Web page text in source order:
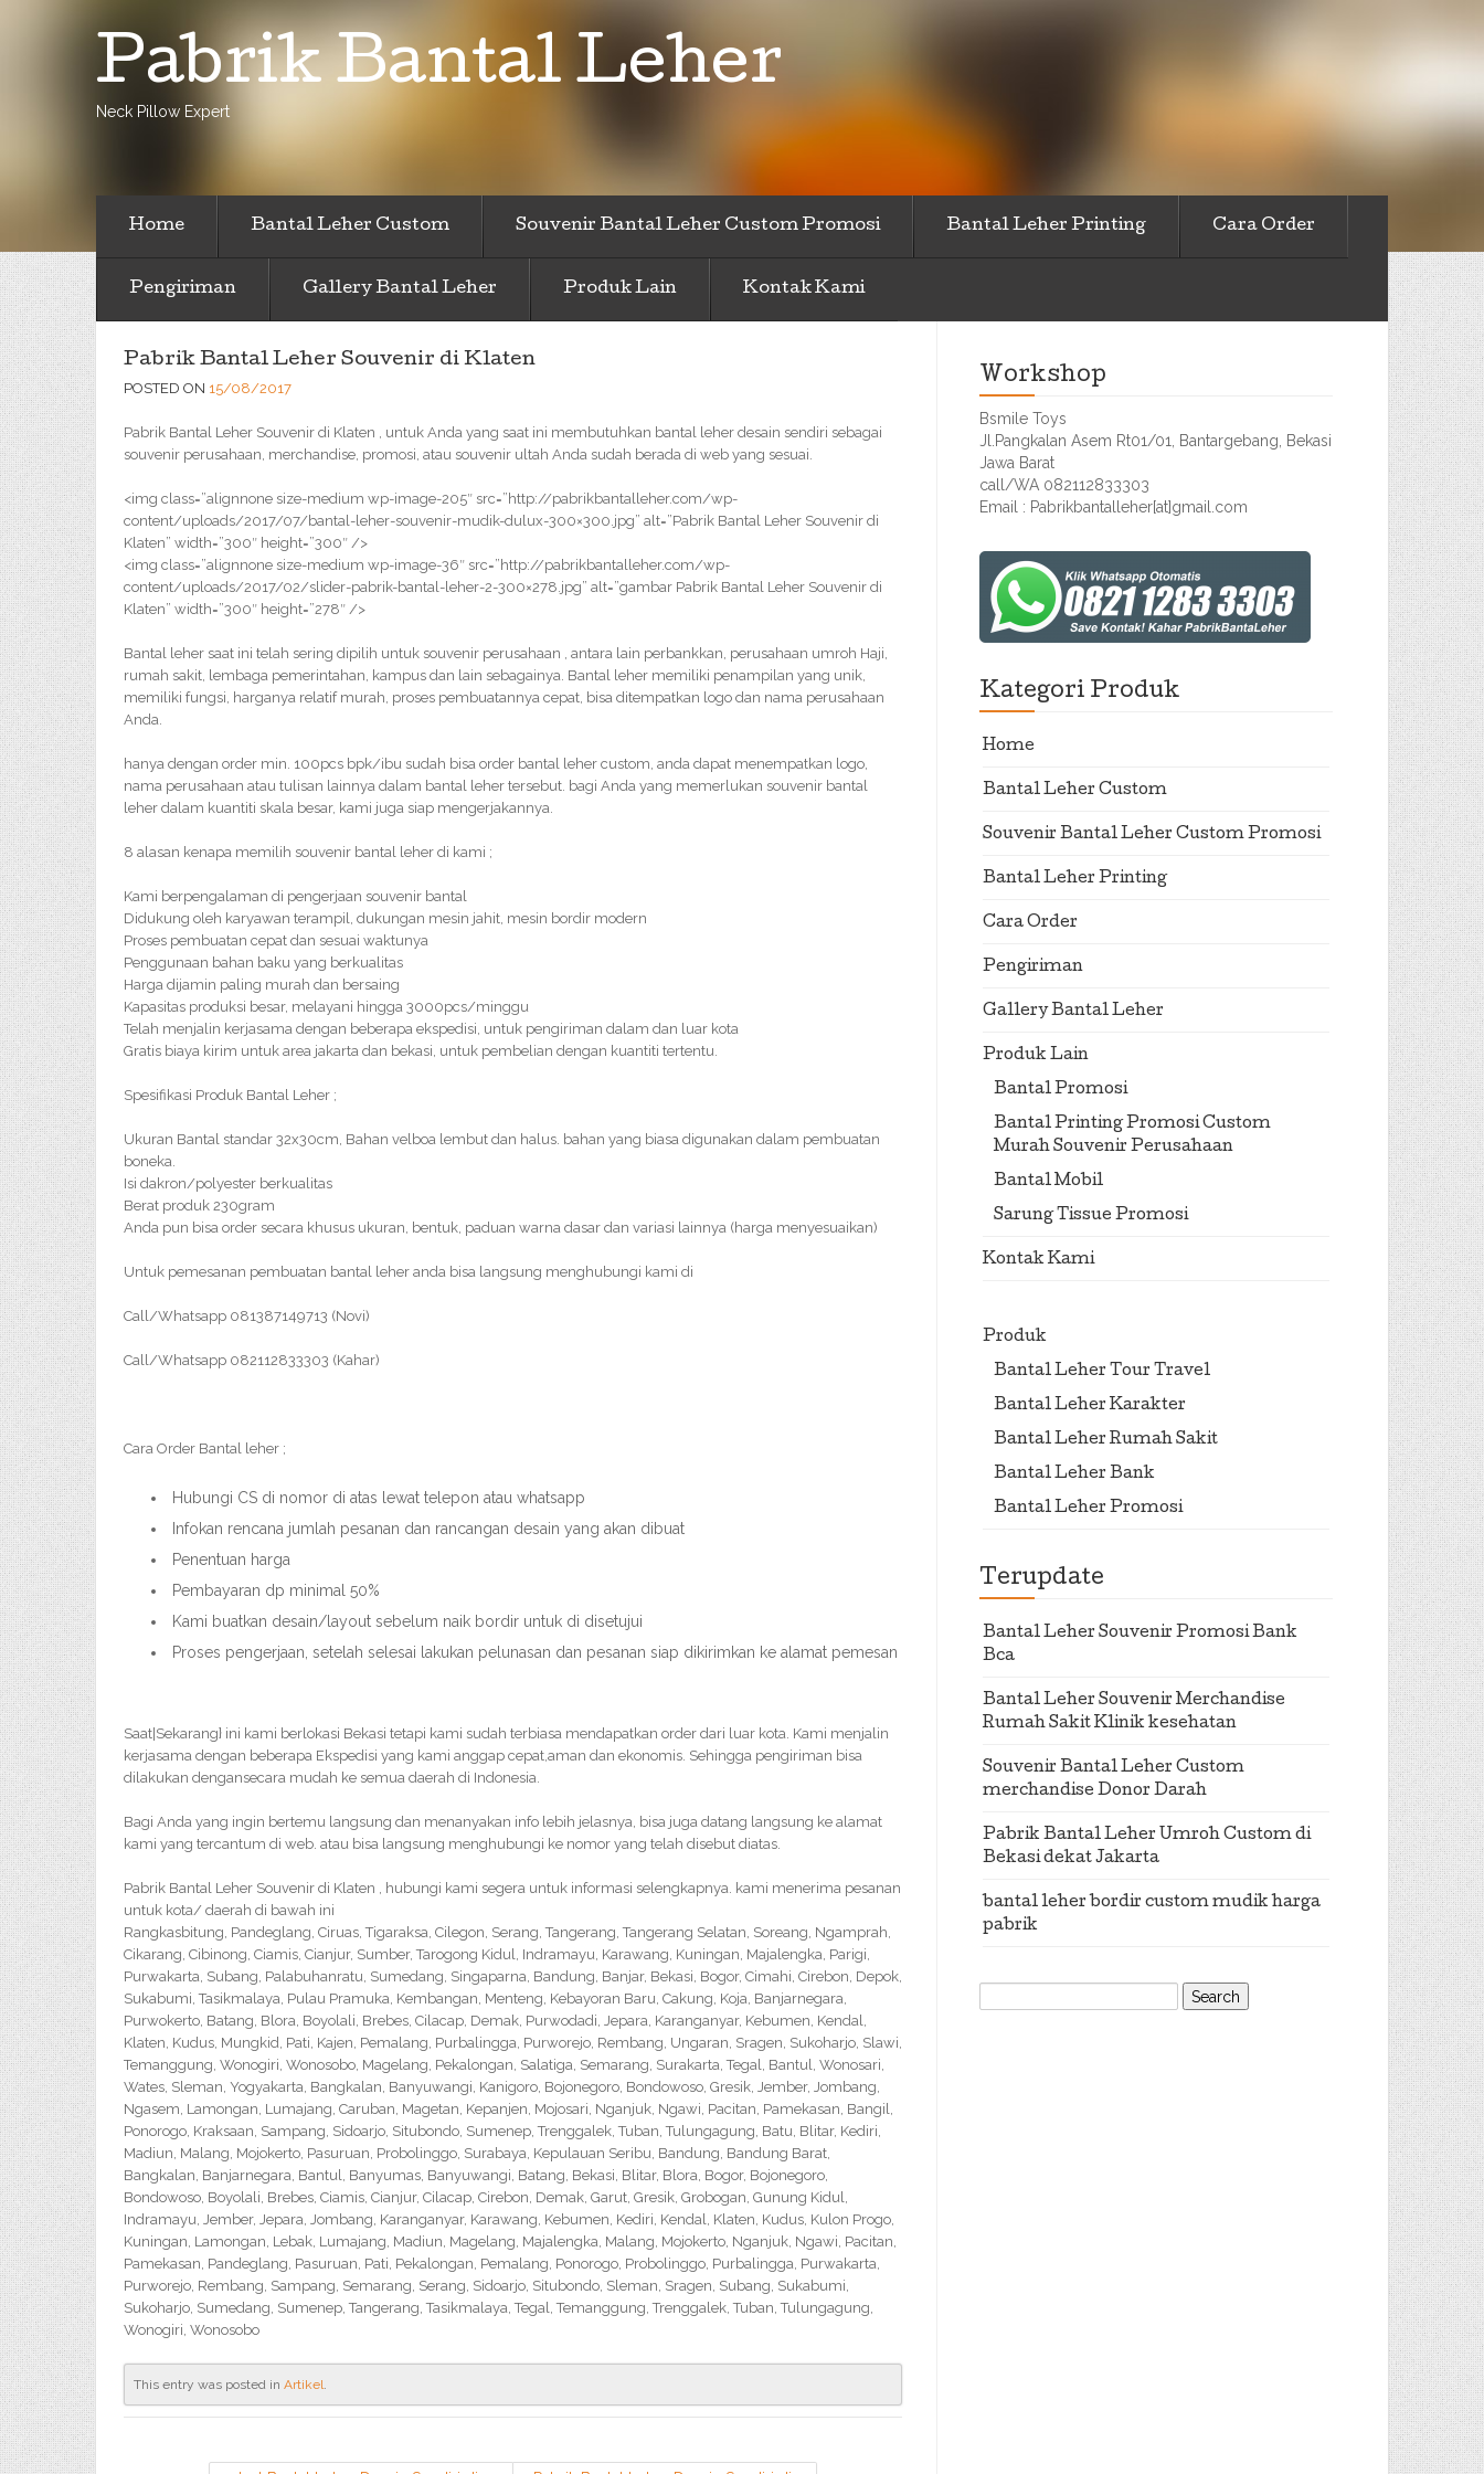
Pabrik Bantal Leher
Neck Pillow Expert
Home Bantal Leher Custom Souvenir Bantal Leher Custom Promosi Bantal Leher Printing Cara Order
Pengiriman Gallery Bantal Leher Produk Lain Kontak Kami
Pabrik Bantal Leher Souvenir di Klaten
POSTED ON 15/08/2017
Pabrik Bantal Leher Souvenir di Klaten , untuk Anda yang saat ini membutuhkan bantal leher desain sendiri sebagai
souvenir perusahaan, merchandise, promosi, atau souvenir ultah Anda sudah berada di web yang sesuai.
<img class=”alignnone size-medium wp-image-205″ src=”http://pabrikbantalleher.com/wp-
content/uploads/2017/07/bantal-leher-souvenir-mudik-dulux-300×300.jpg” alt=”Pabrik Bantal Leher Souvenir di
Klaten” width=”300″ height=”300″ />
<img class=”alignnone size-medium wp-image-36″ src=”http://pabrikbantalleher.com/wp-
content/uploads/2017/02/slider-pabrik-bantal-leher-2-300×278.jpg” alt=”gambar Pabrik Bantal Leher Souvenir di
Klaten” width=”300″ height=”278″ />
Bantal leher saat ini telah sering dipilih untuk souvenir perusahaan , antara lain perbankkan, perusahaan umroh Haji,
rumah sakit, lembaga pemerintahan, kampus dan lain sebagainya. Bantal leher memiliki penampilan yang unik,
memiliki fungsi, harganya relatif murah, proses pembuatannya cepat, bisa ditempatkan logo dan nama perusahaan
Anda.
hanya dengan order min. 100pcs bpk/ibu sudah bisa order bantal leher custom, anda dapat menempatkan logo,
nama perusahaan atau tulisan lainnya dalam bantal leher tersebut. bagi Anda yang memerlukan souvenir bantal
leher dalam kuantiti skala besar, kami juga siap mengerjakannya.
8 alasan kenapa memilih souvenir bantal leher di kami ;
Kami berpengalaman di pengerjaan souvenir bantal
Didukung oleh karyawan terampil, dukungan mesin jahit, mesin bordir modern
Proses pembuatan cepat dan sesuai waktunya
Penggunaan bahan baku yang berkualitas
Harga dijamin paling murah dan bersaing
Kapasitas produksi besar, melayani hingga 3000pcs/minggu
Telah menjalin kerjasama dengan beberapa ekspedisi, untuk pengiriman dalam dan luar kota
Gratis biaya kirim untuk area jakarta dan bekasi, untuk pembelian dengan kuantiti tertentu.
Spesifikasi Produk Bantal Leher ;
Ukuran Bantal standar 32x30cm, Bahan velboa lembut dan halus. bahan yang biasa digunakan dalam pembuatan
boneka.
Isi dakron/polyester berkualitas
Berat produk 230gram
Anda pun bisa order secara khusus ukuran, bentuk, paduan warna dasar dan variasi lainnya (harga menyesuaikan)
Untuk pemesanan pembuatan bantal leher anda bisa langsung menghubungi kami di
Call/Whatsapp 081387149713 (Novi)
Call/Whatsapp 082112833303 (Kahar)
Cara Order Bantal leher ;
Hubungi CS di nomor di atas lewat telepon atau whatsapp
Infokan rencana jumlah pesanan dan rancangan desain yang akan dibuat
Penentuan harga
Pembayaran dp minimal 50%
Kami buatkan desain/layout sebelum naik bordir untuk di disetujui
Proses pengerjaan, setelah selesai lakukan pelunasan dan pesanan siap dikirimkan ke alamat pemesan
Saat|Sekarang} ini kami berlokasi Bekasi tetapi kami sudah terbiasa mendapatkan order dari luar kota. Kami menjalin
kerjasama dengan beberapa Ekspedisi yang kami anggap cepat,aman dan ekonomis. Sehingga pengiriman bisa
dilakukan dengansecara mudah ke semua daerah di Indonesia.
Bagi Anda yang ingin bertemu langsung dan menanyakan info lebih jelasnya, bisa juga datang langsung ke alamat
kami yang tercantum di web. atau bisa langsung menghubungi ke nomor yang telah disebut diatas.
Pabrik Bantal Leher Souvenir di Klaten , hubungi kami segera untuk informasi selengkapnya. kami menerima pesanan
untuk kota/ daerah di bawah ini
Rangkasbitung, Pandeglang, Ciruas, Tigaraksa, Cilegon, Serang, Tangerang, Tangerang Selatan, Soreang, Ngamprah,
Cikarang, Cibinong, Ciamis, Cianjur, Sumber, Tarogong Kidul, Indramayu, Karawang, Kuningan, Majalengka, Parigi,
Purwakarta, Subang, Palabuhanratu, Sumedang, Singaparna, Bandung, Banjar, Bekasi, Bogor, Cimahi, Cirebon, Depok,
Sukabumi, Tasikmalaya, Pulau Pramuka, Kembangan, Menteng, Kebayoran Baru, Cakung, Koja, Banjarnegara,
Purwokerto, Batang, Blora, Boyolali, Brebes, Cilacap, Demak, Purwodadi, Jepara, Karanganyar, Kebumen, Kendal,
Klaten, Kudus, Mungkid, Pati, Kajen, Pemalang, Purbalingga, Purworejo, Rembang, Ungaran, Sragen, Sukoharjo, Slawi,
Temanggung, Wonogiri, Wonosobo, Magelang, Pekalongan, Salatiga, Semarang, Surakarta, Tegal, Bantul, Wonosari,
Wates, Sleman, Yogyakarta, Bangkalan, Banyuwangi, Kanigoro, Bojonegoro, Bondowoso, Gresik, Jember, Jombang,
Ngasem, Lamongan, Lumajang, Caruban, Magetan, Kepanjen, Mojosari, Nganjuk, Ngawi, Pacitan, Pamekasan, Bangil,
Ponorogo, Kraksaan, Sampang, Sidoarjo, Situbondo, Sumenep, Trenggalek, Tuban, Tulungagung, Batu, Blitar, Kediri,
Madiun, Malang, Mojokerto, Pasuruan, Probolinggo, Surabaya, Kepulauan Seribu, Bandung, Bandung Barat,
Bangkalan, Banjarnegara, Bantul, Banyumas, Banyuwangi, Batang, Bekasi, Blitar, Blora, Bogor, Bojonegoro,
Bondowoso, Boyolali, Brebes, Ciamis, Cianjur, Cilacap, Cirebon, Demak, Garut, Gresik, Grobogan, Gunung Kidul,
Indramayu, Jember, Jepara, Jombang, Karanganyar, Karawang, Kebumen, Kediri, Kendal, Klaten, Kudus, Kulon Progo,
Kuningan, Lamongan, Lebak, Lumajang, Madiun, Magelang, Majalengka, Malang, Mojokerto, Nganjuk, Ngawi, Pacitan,
Pamekasan, Pandeglang, Pasuruan, Pati, Pekalongan, Pemalang, Ponorogo, Probolinggo, Purbalingga, Purwakarta,
Purworejo, Rembang, Sampang, Semarang, Serang, Sidoarjo, Situbondo, Sleman, Sragen, Subang, Sukabumi,
Sukoharjo, Sumedang, Sumenep, Tangerang, Tasikmalaya, Tegal, Temanggung, Trenggalek, Tuban, Tulungagung,
Wonogiri, Wonosobo
This entry was posted in Artikel.
Workshop
Bsmile Toys
Jl.Pangkalan Asem Rt01/01, Bantargebang, Bekasi
Jawa Barat
call/WA 082112833303
Email : Pabrikbantalleher[at]gmail.com
Kategori Produk
Home
Bantal Leher Custom
Souvenir Bantal Leher Custom Promosi
Bantal Leher Printing
Cara Order
Pengiriman
Gallery Bantal Leher
Produk Lain
Bantal Promosi
Bantal Printing Promosi Custom
Murah Souvenir Perusahaan
Bantal Mobil
Sarung Tissue Promosi
Kontak Kami
Produk
Bantal Leher Tour Travel
Bantal Leher Karakter
Bantal Leher Rumah Sakit
Bantal Leher Bank
Bantal Leher Promosi
Terupdate
Bantal Leher Souvenir Promosi Bank
Bca
Bantal Leher Souvenir Merchandise
Rumah Sakit Klinik kesehatan
Souvenir Bantal Leher Custom
merchandise Donor Darah
Pabrik Bantal Leher Umroh Custom di
Bekasi dekat Jakarta
bantal leher bordir custom mudik harga
pabrik
Search
for: